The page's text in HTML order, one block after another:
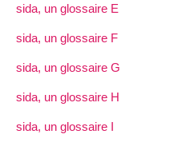
sida, un glossaire E
sida, un glossaire F
sida, un glossaire G
sida, un glossaire H
sida, un glossaire I